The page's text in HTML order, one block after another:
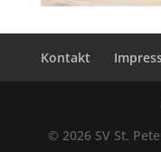
Kontakt
© 2026 SV St.